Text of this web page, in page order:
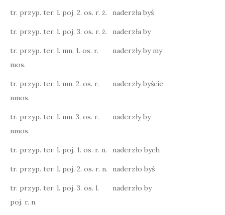
tr. przyp. ter. l. poj. 2. os. r. ż. naderzła byś
tr. przyp. ter. l. poj. 3. os. r. ż. naderzła by
tr. przyp. ter. l. mn. 1. os. r.
mos.
naderzły by my
tr. przyp. ter. l. mn. 2. os. r.
nmos.
naderzły byście
tr. przyp. ter. l. mn. 3. os. r.
nmos.
naderzły by
tr. przyp. ter. l. poj. 1. os. r. n. naderzło bych
tr. przyp. ter. l. poj. 2. os. r. n. naderzło byś
tr. przyp. ter. l. poj. 3. os. l.
poj. r. n.
naderzło by